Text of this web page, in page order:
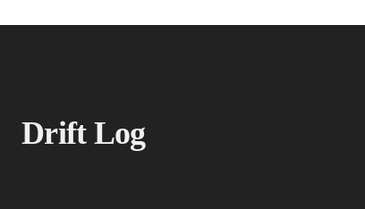
Drift Log